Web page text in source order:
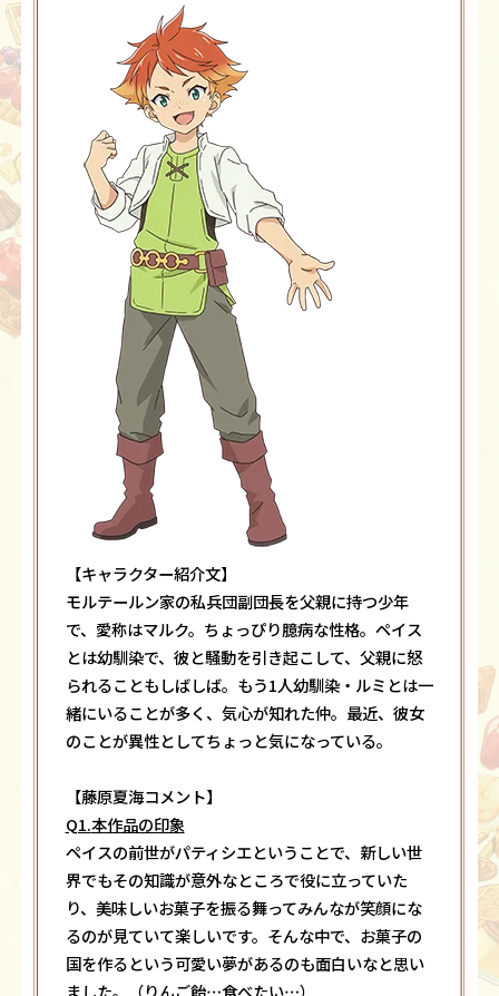
【キャラクター紹介文】
モルテールン家の私兵団副団長を父親に持つ少年
で、愛称はマルク。ちょっぴり臆病な性格。ペイス
とは幼馴染で、彼と騒動を引き起こして、父親に怒
られることもしばしば。もう1人幼馴染・ルミとは一
緒にいることが多く、気心が知れた仲。最近、彼女
のことが異性としてちょっと気になっている。
【藤原夏海コメント】
Q1.本作品の印象
ペイスの前世がパティシエということで、新しい世
界でもその知識が意外なところで役に立っていた
り、美味しいお菓子を振る舞ってみんなが笑顔にな
るのが見ていて楽しいです。そんな中で、お菓子の
国を作るという可愛い夢があるのも面白いなと思い
ました。（りんご飴…食べたい…）